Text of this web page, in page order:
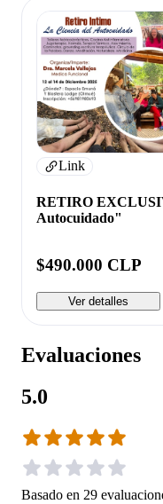
Link
RETIRO
Autocuidado"
$490.000 CLP
Ver detalles
Evaluaciones
5.0
Basado en 29